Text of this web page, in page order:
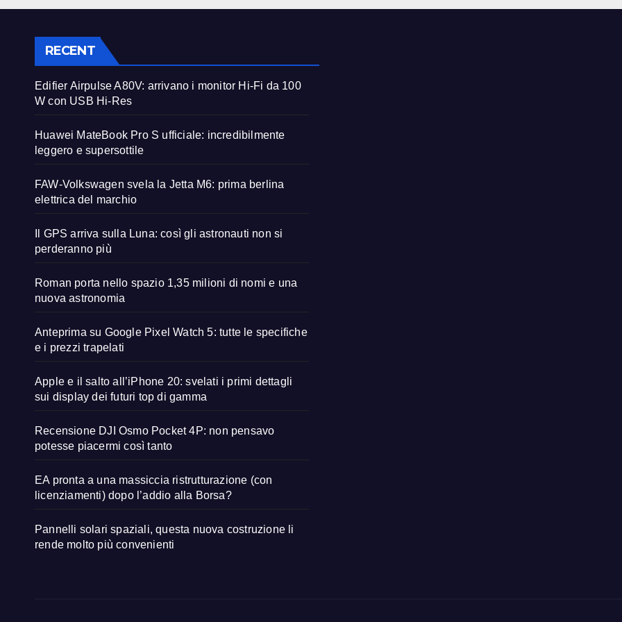
RECENT
Edifier Airpulse A80V: arrivano i monitor Hi-Fi da 100
W con USB Hi-Res
Huawei MateBook Pro S ufficiale: incredibilmente
leggero e supersottile
FAW-Volkswagen svela la Jetta M6: prima berlina
elettrica del marchio
Il GPS arriva sulla Luna: così gli astronauti non si
perderanno più
Roman porta nello spazio 1,35 milioni di nomi e una
nuova astronomia
Anteprima su Google Pixel Watch 5: tutte le specifiche
e i prezzi trapelati
Apple e il salto all’iPhone 20: svelati i primi dettagli
sui display dei futuri top di gamma
Recensione DJI Osmo Pocket 4P: non pensavo
potesse piacermi così tanto
EA pronta a una massiccia ristrutturazione (con
licenziamenti) dopo l’addio alla Borsa?
Pannelli solari spaziali, questa nuova costruzione li
rende molto più convenienti